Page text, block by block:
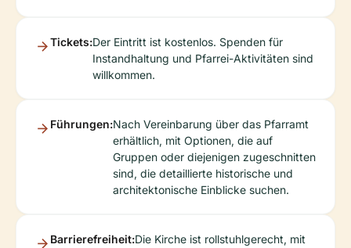
Tickets:Der Eintritt ist kostenlos. Spenden für
Instandhaltung und Pfarrei-Aktivitäten sind
willkommen.
Führungen:Nach Vereinbarung über das Pfarramt
erhältlich, mit Optionen, die auf
Gruppen oder diejenigen zugeschnitten
sind, die detaillierte historische und
architektonische Einblicke suchen.
Barrierefreiheit:Die Kirche ist rollstuhlgerecht, mit